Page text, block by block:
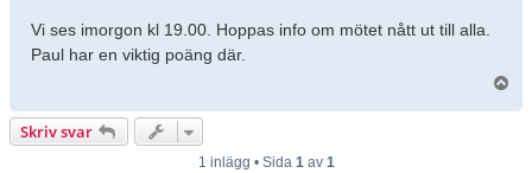
Vi ses imorgon kl 19.00. Hoppas info om mötet nått ut till alla.
Paul har en viktig poäng där.
Skriv svar
1 inlägg • Sida 1av 1